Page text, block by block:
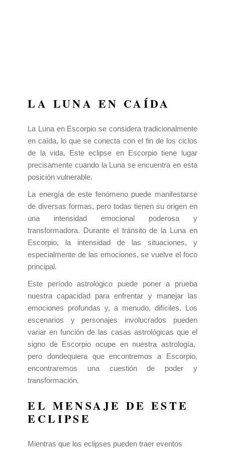
LA LUNA EN CAÍDA
La Luna en Escorpio se considera tradicionalmente
en caída, lo que se conecta con el fin de los ciclos
de la vida. Este eclipse en Escorpio tiene lugar
precisamente cuando la Luna se encuentra en esta
posición vulnerable.
La energía de este fenómeno puede manifestarse
de diversas formas, pero todas tienen su origen en
una intensidad emocional poderosa y
transformadora. Durante el tránsito de la Luna en
Escorpio, la intensidad de las situaciones, y
especialmente de las emociones, se vuelve el foco
principal.
Este período astrológico puede poner a prueba
nuestra capacidad para enfrentar y manejar las
emociones profundas y, a menudo, difíciles. Los
escenarios y personajes involucrados pueden
variar en función de las casas astrológicas que el
signo de Escorpio ocupe en nuestra astrología,
pero dondequiera que encontremos a Escorpio,
encontraremos una cuestión de poder y
transformación.
EL MENSAJE DE ESTE
ECLIPSE
Mientras que los eclipses pueden traer eventos